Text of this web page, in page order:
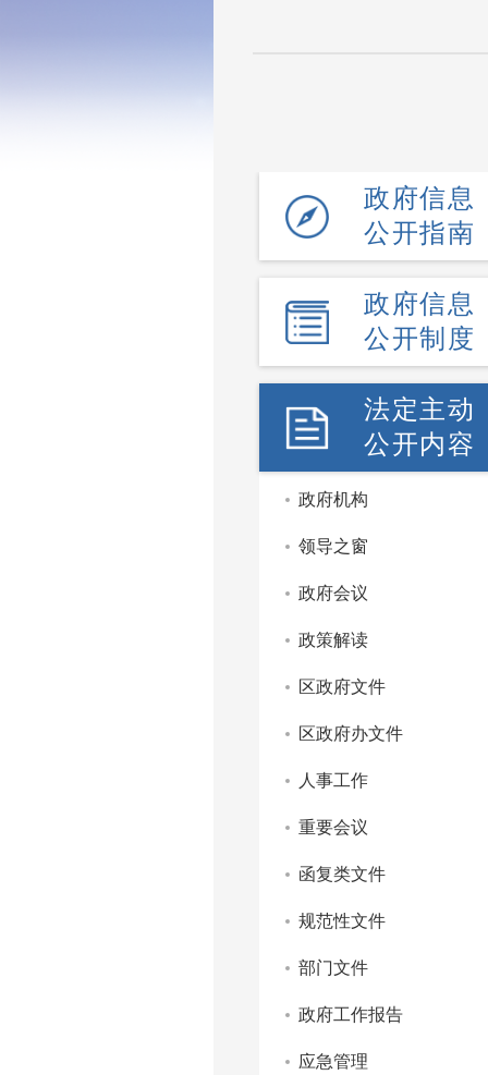
政府信息
公开指南
政府信息
公开制度
法定主动
公开内容
政府机构
领导之窗
政府会议
政策解读
区政府文件
区政府办文件
人事工作
重要会议
函复类文件
规范性文件
部门文件
政府工作报告
应急管理